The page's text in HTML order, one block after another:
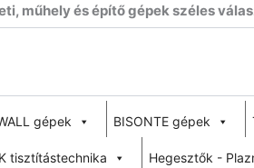
műhely és építő gépek széles
gépek BISONTE gépek
tisztítástechnika Hegesztők -